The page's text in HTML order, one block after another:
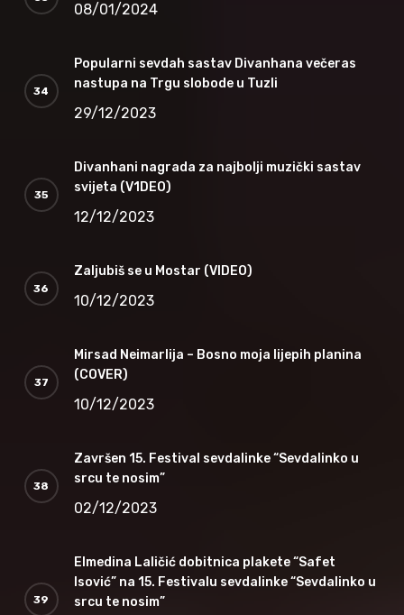
08/01/2024
Popularni sevdah sastav Divanhana večeras
nastupa na Trgu slobode u Tuzli
29/12/2023
Divanhani nagrada za najbolji muzički sastav
svijeta (V1DEO)
12/12/2023
Zaljubiš se u Mostar (VIDEO)
10/12/2023
Mirsad Neimarlija – Bosno moja lijepih planina
(COVER)
10/12/2023
Završen 15. Festival sevdalinke “Sevdalinko u
srcu te nosim”
02/12/2023
Elmedina Laličić dobitnica plakete “Safet
Isović” na 15. Festivalu sevdalinke “Sevdalinko u
srcu te nosim”